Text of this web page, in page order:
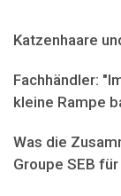
Katzenhaare
Fachhändler:
kleine Rampe
Was die
Groupe SEB